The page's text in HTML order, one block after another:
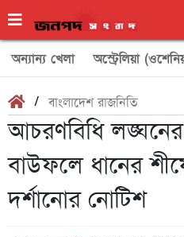
অন্যান্য খেলা অস্ট্রেলিয়া
/বাংলাদেশ রাজনিতি
আচরণবিধি
বাউফলে ধানের
দর্শানোর নোটিশ